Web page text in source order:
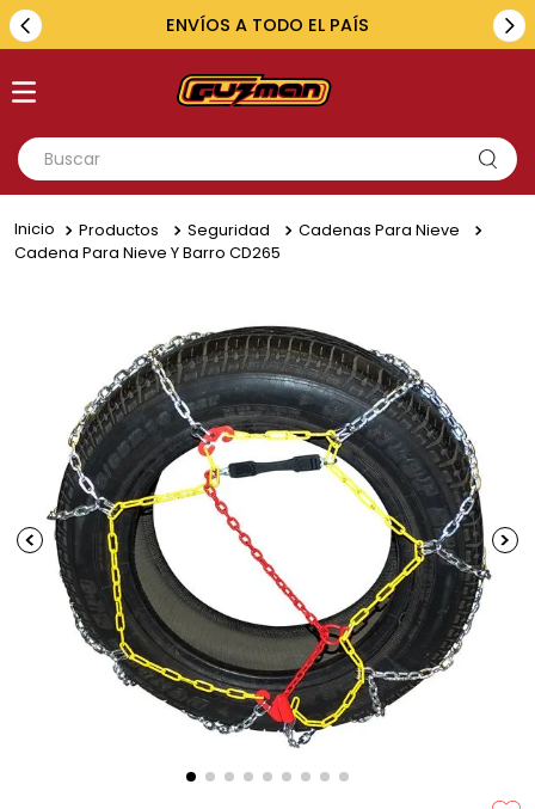
ENVÍOS A TODO EL PAÍS
Buscar
1.
toyota
hilux
Productos Seguridad
Cadenas Para Nieve
Cadena Para Nieve Y Barro CD265